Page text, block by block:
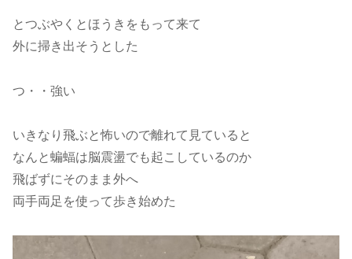
とつぶやくとほうきをもって来て
外に掃き出そうとした
つ・・強い
いきなり飛ぶと怖いので離れて見ていると
なんと蝙蝠は脳震盪でも起こしているのか
飛ばずにそのまま外へ
両手両足を使って歩き始めた